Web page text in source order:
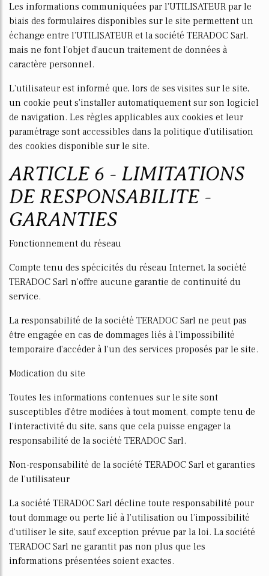
Les informations communiquées par l'UTILISATEUR par le
biais des formulaires disponibles sur le site permettent un
échange entre l’UTILISATEUR et la société TERADOC Sarl,
mais ne font l’objet d’aucun traitement de données à
caractère personnel.
L'utilisateur est informé que, lors de ses visites sur le site,
un cookie peut s'installer automatiquement sur son logiciel
de navigation. Les règles applicables aux cookies et leur
paramétrage sont accessibles dans la politique d’utilisation
des cookies disponible sur le site.
ARTICLE 6 - LIMITATIONS
DE RESPONSABILITE -
GARANTIES
Fonctionnement du réseau
Compte tenu des spécificités du réseau Internet, la société
TERADOC Sarl n'offre aucune garantie de continuité du
service.
La responsabilité de la société TERADOC Sarl ne peut pas
être engagée en cas de dommages liés à l'impossibilité
temporaire d'accéder à l'un des services proposés par le site.
Modification du site
Toutes les informations contenues sur le site sont
susceptibles d'être modifiées à tout moment, compte tenu de
l'interactivité du site, sans que cela puisse engager la
responsabilité de la société TERADOC Sarl.
Non-responsabilité de la société TERADOC Sarl et garanties
de l’utilisateur
La société TERADOC Sarl décline toute responsabilité pour
tout dommage ou perte lié à l’utilisation ou l’impossibilité
d’utiliser le site, sauf exception prévue par la loi. La société
TERADOC Sarl ne garantit pas non plus que les
informations présentées soient exactes.